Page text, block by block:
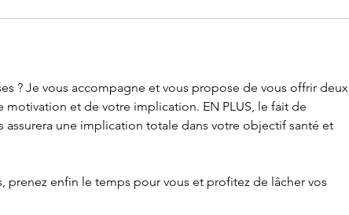
? Je vous accompagne et vous propose de vous offrir deux
et de votre implication. EN PLUS, le fait de
assurera une implication totale dans votre objectif santé et
prenez enfin le temps pour vous et profitez de lâcher vos